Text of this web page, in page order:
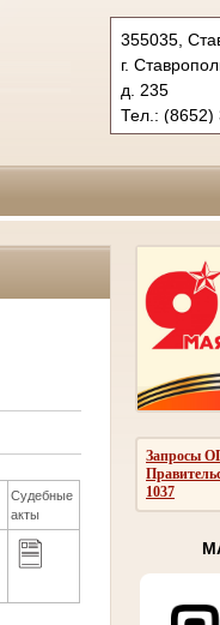
355035,
г.
д. 235
Тел.: (8652)
Запросы
1037
Судебные
акты